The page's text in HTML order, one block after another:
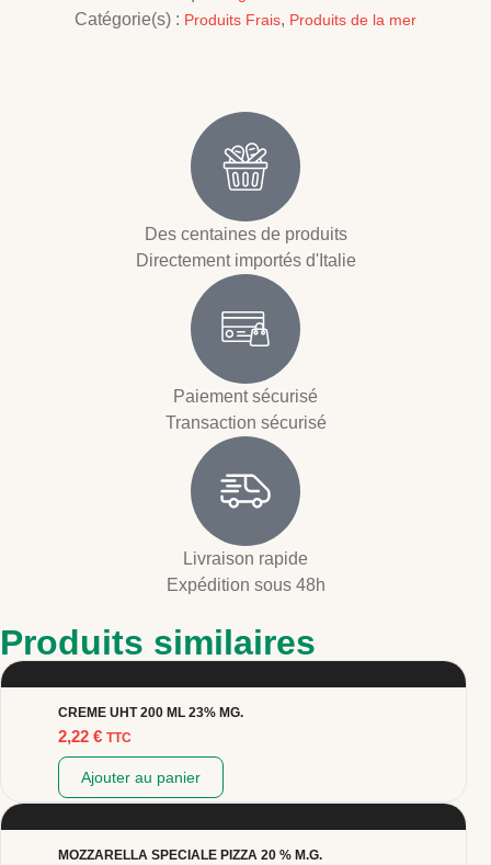
Catégorie(s) : Produits Frais, Produits de la mer
Des centaines de produits
Directement importés d'Italie
Paiement sécurisé
Transaction sécurisé
Livraison rapide
Expédition sous 48h
Produits similaires
CREME UHT 200 ML 23% MG.
2,22 € TTC
Ajouter au panier
MOZZARELLA SPECIALE PIZZA 20 % M.G.